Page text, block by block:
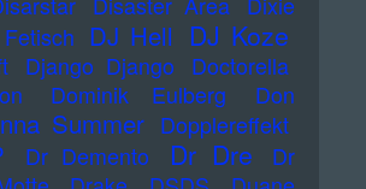
DJ Hell DJ Koze
Django Django
Doctorella
Dominik Eulberg
Don
Summer Dopplereffekt
Dr Demento Dr Dre
Dr